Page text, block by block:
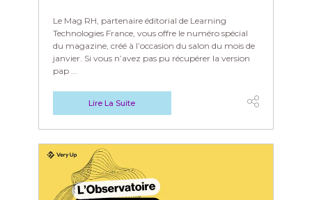
Le Mag RH, partenaire éditorial de Learning
Technologies France, vous offre le numéro spécial
du magazine, créé à l’occasion du salon du mois de
janvier. Si vous n’avez pas pu récupérer la version
pap ...
Lire La Suite